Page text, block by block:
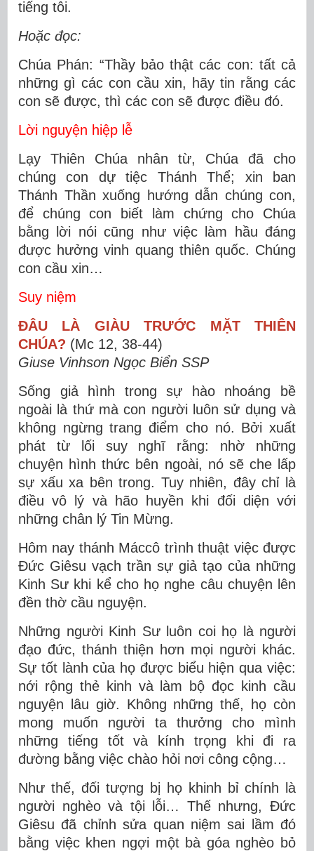
tiếng tôi.
Hoặc đọc:
Chúa Phán: “Thầy bảo thật các con: tất cả
những gì các con cầu xin, hãy tin rằng các
con sẽ được, thì các con sẽ được điều đó.
Lời nguyện hiệp lễ
Lạy Thiên Chúa nhân từ, Chúa đã cho
chúng con dự tiệc Thánh Thể; xin ban
Thánh Thần xuống hướng dẫn chúng con,
để chúng con biết làm chứng cho Chúa
bằng lời nói cũng như việc làm hầu đáng
được hưởng vinh quang thiên quốc. Chúng
con cầu xin…
Suy niệm
ĐÂU LÀ GIÀU TRƯỚC MẶT THIÊN
CHÚA? (Mc 12, 38-44)
Giuse Vinhsơn Ngọc Biển SSP
Sống giả hình trong sự hào nhoáng bề
ngoài là thứ mà con người luôn sử dụng và
không ngừng trang điểm cho nó. Bởi xuất
phát từ lối suy nghĩ rằng: nhờ những
chuyện hình thức bên ngoài, nó sẽ che lấp
sự xấu xa bên trong. Tuy nhiên, đây chỉ là
điều vô lý và hão huyền khi đối diện với
những chân lý Tin Mừng.
Hôm nay thánh Máccô trình thuật việc được
Đức Giêsu vạch trần sự giả tạo của những
Kinh Sư khi kể cho họ nghe câu chuyện lên
đền thờ cầu nguyện.
Những người Kinh Sư luôn coi họ là người
đạo đức, thánh thiện hơn mọi người khác.
Sự tốt lành của họ được biểu hiện qua việc:
nới rộng thẻ kinh và làm bộ đọc kinh cầu
nguyện lâu giờ. Không những thế, họ còn
mong muốn người ta thưởng cho mình
những tiếng tốt và kính trọng khi đi ra
đường bằng việc chào hỏi nơi công cộng…
Như thế, đối tượng bị họ khinh bỉ chính là
người nghèo và tội lỗi… Thế nhưng, Đức
Giêsu đã chỉnh sửa quan niệm sai lầm đó
bằng việc khen ngợi một bà góa nghèo bỏ